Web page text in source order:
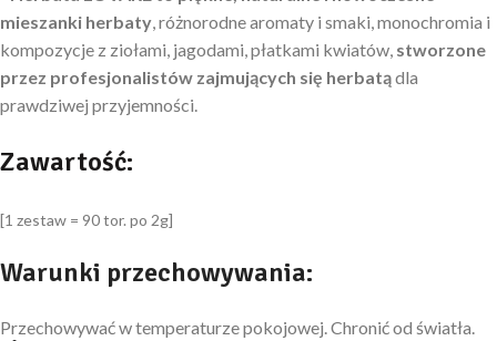
mieszanki herbaty, różnorodne aromaty i smaki, monochromia i
kompozycje z ziołami, jagodami, płatkami kwiatów, stworzone
przez profesjonalistów zajmujących się herbatądla
prawdziwej przyjemności.
Zawartość:
[1 zestaw = 90 tor. po 2g]
Warunki przechowywania:
Przechowywać w temperaturze pokojowej. Chronić od światła.